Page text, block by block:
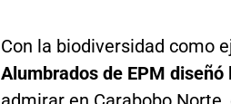
Con la biodiversidad como
Alumbrados de EPM